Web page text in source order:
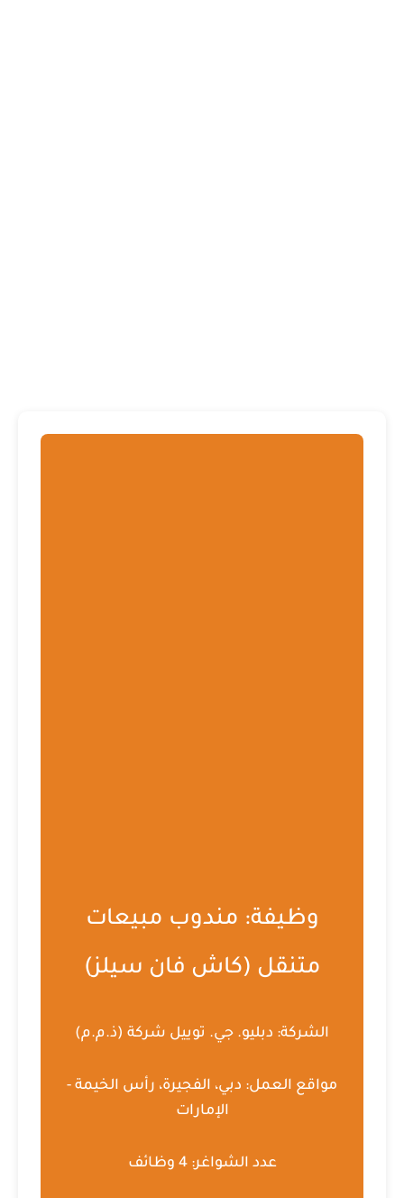
وظيفة: مندوب مبيعات
متنقل (كاش فان سيلز)
الشركة: دبليو. جي. توييل شركة (ذ.م.م)
مواقع العمل: دبي، الفجيرة، رأس الخيمة -
الإمارات
عدد الشواغر: 4 وظائف